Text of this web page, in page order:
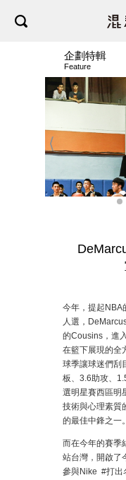
企劃特輯
Feature
⟨
今年，提起NBA
人選，
的Cousins，進
在籃下展現的全
球季讓球迷們刮
板、3.6助攻、
選明星賽西區明
技術與心理素質
的最佳中鋒之一。
而在今年的賽季
站台灣，開啟了
參與Nike #打出